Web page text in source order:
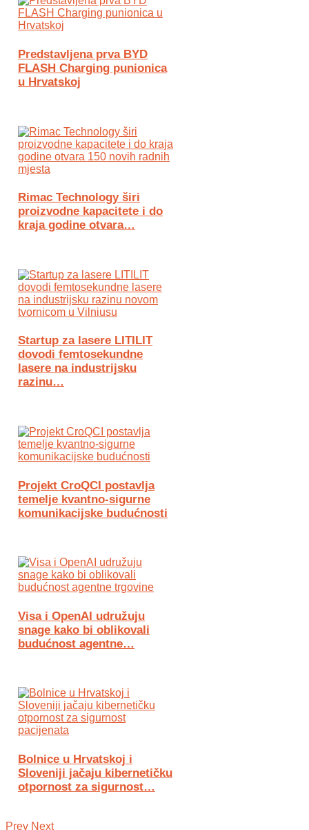
Predstavljena prva BYD
FLASH Charging punionica
u Hrvatskoj
Rimac Technology širi
proizvodne kapacitete i do
kraja godine otvara…
Startup za lasere LITILIT
dovodi femtosekundne
lasere na industrijsku
razinu…
Projekt CroQCI postavlja
temelje kvantno-sigurne
komunikacijske budućnosti
Visa i OpenAI udružuju
snage kako bi oblikovali
budućnost agentne…
Bolnice u Hrvatskoj i
Sloveniji jačaju kibernetičku
otpornost za sigurnost…
Prev Next